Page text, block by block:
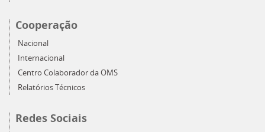
Cooperação
Nacional
Internacional
Centro Colaborador da OMS
Relatórios Técnicos
Redes Sociais